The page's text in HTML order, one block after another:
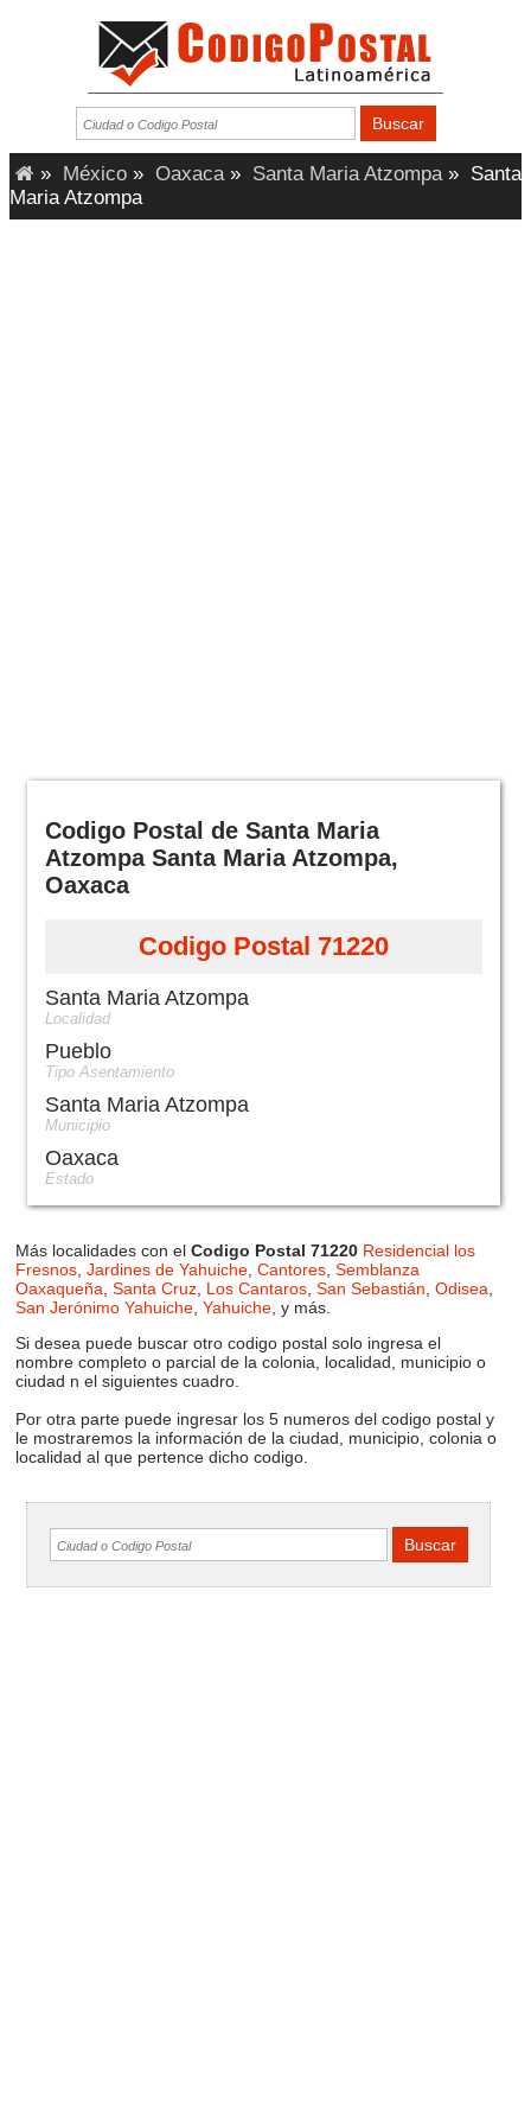
» México » Oaxaca » Santa Maria Atzompa » Santa
Maria Atzompa
Codigo Postal de Santa Maria
Atzompa Santa Maria Atzompa,
Oaxaca
Codigo Postal 71220
Santa Maria Atzompa
Localidad
Pueblo
Tipo Asentamiento
Santa Maria Atzompa
Municipio
Oaxaca
Estado
Más localidades con el Codigo Postal 71220 Residencial los
Fresnos Jardines de Yahuiche Cantores Semblanza
Oaxaqueña Santa Cruz Los Cantaros San Sebastián Odisea
San Jerónimo Yahuiche Yahuiche , y más.
Si desea puede buscar otro codigo postal solo ingresa el
nombre completo o parcial de la colonia, localidad, municipio o
ciudad n el siguientes cuadro.
Por otra parte puede ingresar los 5 numeros del codigo postal y
le mostraremos la información de la ciudad, municipio, colonia o
localidad al que pertence dicho codigo.